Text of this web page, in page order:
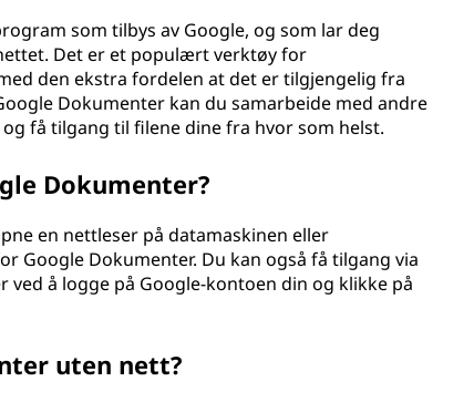
som tilbys av Google, og som lar deg
Det er et populært verktøy for
den ekstra fordelen at det er tilgjengelig fra
Dokumenter kan du samarbeide med andre
få tilgang til filene dine fra hvor som helst.
Dokumenter?
en nettleser på datamaskinen eller
Google Dokumenter. Du kan også få tilgang via
ved å logge på Google-kontoen din og klikke på
uten nett?